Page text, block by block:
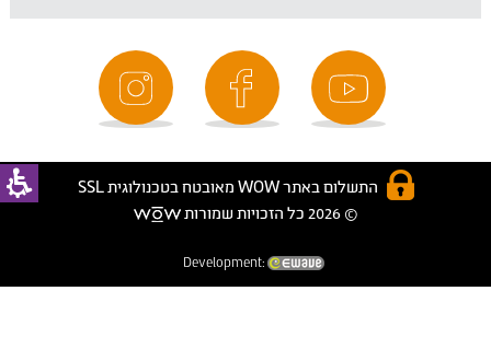
התשלום באתר WOW מאובטח בטכנולוגית SSL
© 2026 כל הזכויות שמורות
Development: